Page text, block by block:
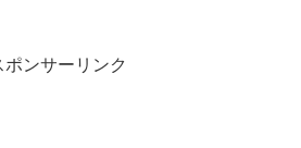
ポンサーリンク